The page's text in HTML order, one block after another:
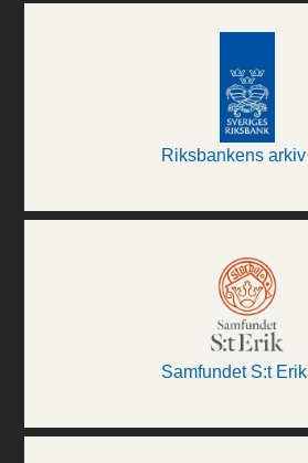
Riksbankens arkiv
Samfundet S:t Erik